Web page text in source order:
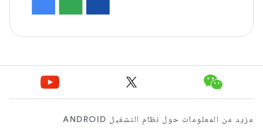
مزيد من المعلومات حول نظام التشغيل ANDROID